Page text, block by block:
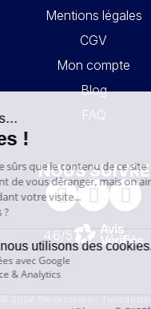
Mentions légales
CGV
Mon compte
Blog
FAQ
NOUS SUIVRE
4.6/5
© 2026 Stella Loisirs - Tous droits